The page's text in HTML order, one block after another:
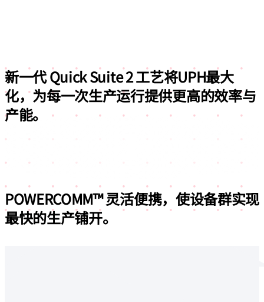
新一代 Quick Suite 2 工艺将UPH最大
化，为每一次生产运行提供更高的效率与
产能。
POWERCOMM™ 灵活便携，使设备群实现
最快的生产铺开。